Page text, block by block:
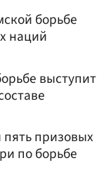
борьбе
наций
выступит
призовых
по борьбе